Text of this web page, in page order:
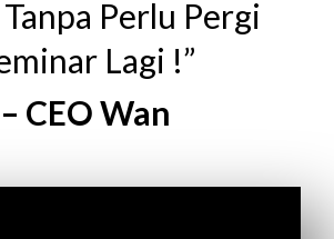
Tanpa Perlu Pergi
Lagi !”
– CEO Wan